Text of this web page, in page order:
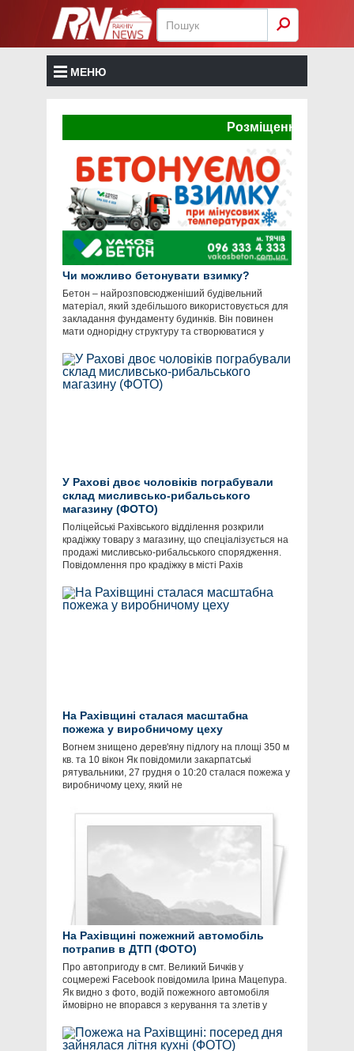
МЕНЮ
Розміщення реклами
Чи можливо бетонувати взимку?
Бетон – найрозповсюдженіший будівельний
матеріал, який здебільшого використовується для
закладання фундаменту будинків. Він повинен
мати однорідну структуру та створюватися у
У Рахові двоє чоловіків пограбували
склад мисливсько-рибальського
магазину (ФОТО)
Поліцейські Рахівського відділення розкрили
крадіжку товару з магазину, що спеціалізується на
продажі мисливсько-рибальського спорядження.
Повідомлення про крадіжку в місті Рахів
На Рахівщині сталася масштабна
пожежа у виробничому цеху
Вогнем знищено дерев'яну підлогу на площі 350 м
кв. та 10 вікон Як повідомили закарпатські
рятувальники, 27 грудня о 10:20 сталася пожежа у
виробничому цеху, який не
На Рахівщині пожежний автомобіль
потрапив в ДТП (ФОТО)
Про автопригоду в смт. Великий Бичків у
соцмережі Facebook повідомила Ірина Мацепура.
Як видно з фото, водій пожежного автомобіля
ймовірно не впорався з керування та злетів у